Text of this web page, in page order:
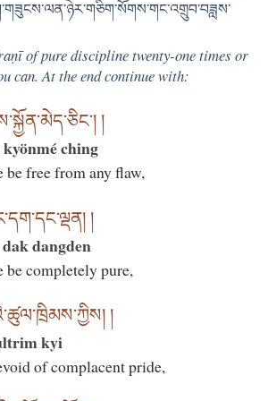
of pure discipline twenty-one times or
can. At the end continue with:
།
ching
free from any flaw,
།
dangden
completely pure,
།
kyi
of complacent pride,